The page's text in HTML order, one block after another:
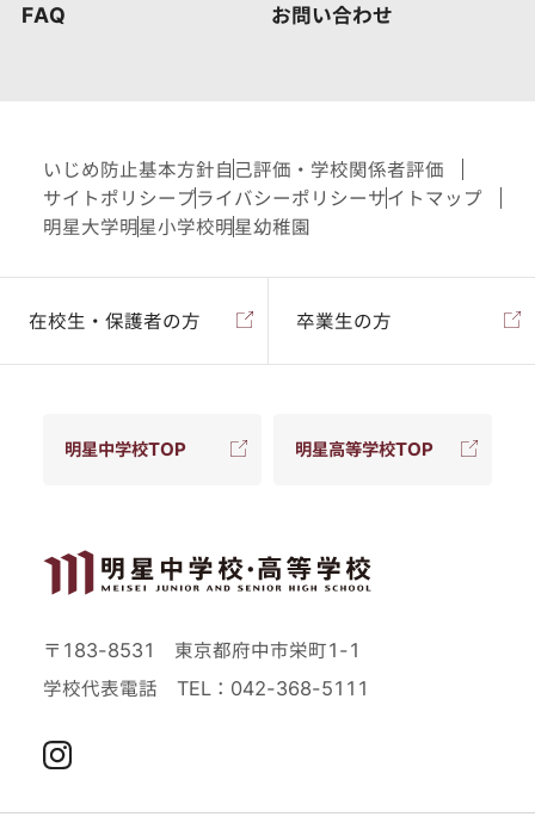
FAQ お問い合わせ
いじめ防止基本方針自己評価・学校関係者評価
サイトポリシー プライバシーポリシーサイトマップ
明星大学明星小学校明星幼稚園
在校生・保護者の方 卒業生の方
明星中学校TOP 明星高等学校TOP
〒183-8531 東京都府中市栄町1-1
学校代表電話 TEL：042-368-5111
Instagram